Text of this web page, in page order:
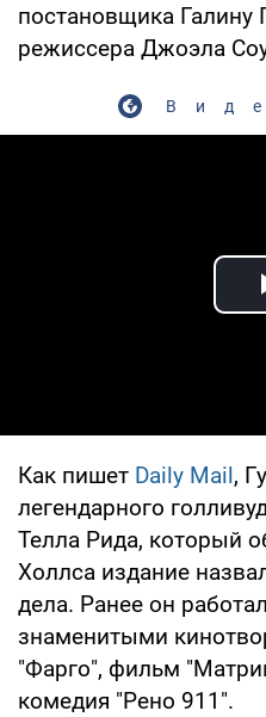
постановщика Галину
режиссера Джоэла
Как пишет Daily Mail,
легендарного
Телла Рида, который
Холлса издание
дела. Ранее он
знаменитыми
"Фарго", фильм
комедия "Рено 911".